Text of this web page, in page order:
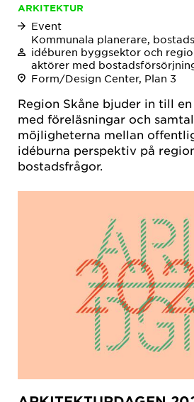
ARKITEKTUR
Event
Kommunala planerare,
idéburen byggsektor och
aktörer med
Form/Design Center, Plan 3
Region Skåne bjuder in till
med föreläsningar och
möjligheterna mellan
idéburna perspektiv på
bostadsfrågor.